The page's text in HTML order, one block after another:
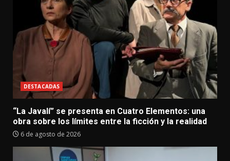
DESTACADAS
“La Javalí” se presenta en Cuatro Elementos: una
obra sobre los límites entre la ficción y la realidad
6 de agosto de 2026